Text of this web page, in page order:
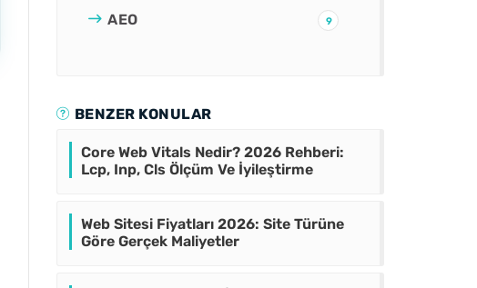
AEO 9
BENZER KONULAR
Core Web Vitals Nedir? 2026 Rehberi:
Lcp, Inp, Cls Ölçüm Ve İyileştirme
Web Sitesi Fiyatları 2026: Site Türüne
Göre Gerçek Maliyetler